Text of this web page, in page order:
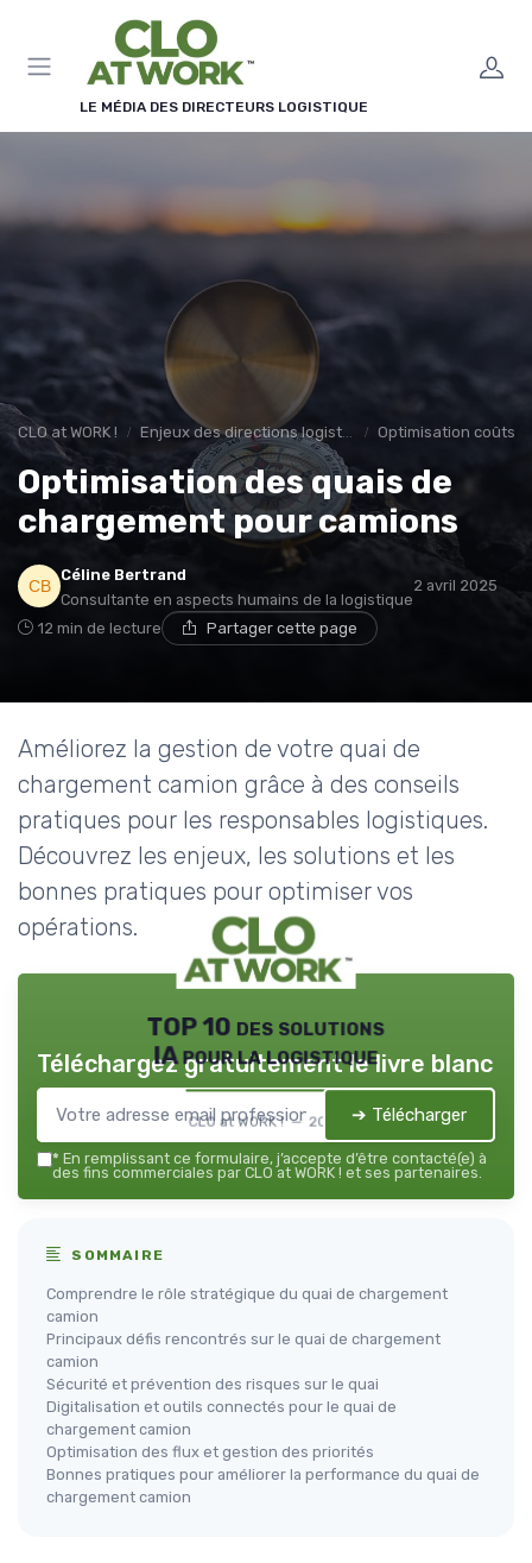
LE MÉDIA DES DIRECTEURS LOGISTIQUE
CLO at WORK ! Enjeux des directions logistiques Optimisation coûts
Optimisation des quais de
chargement pour camions
Céline Bertrand
Consultante en aspects humains de la logistique
2 avril 2025
12 min de lecture Partager cette page
Améliorez la gestion de votre quai de
chargement camion grâce à des conseils
pratiques pour les responsables logistiques.
Découvrez les enjeux, les solutions et les
bonnes pratiques pour optimiser vos
opérations.
TOP 10 des solutions
IA pour la logistique
CLO at WORK ! — 2026
Téléchargez gratuitement le livre blanc
➔ Télécharger
* En remplissant ce formulaire, j’accepte d’être contacté(e) à
des fins commerciales par CLO at WORK ! et ses partenaires.
SOMMAIRE
Comprendre le rôle stratégique du quai de chargement
camion
Principaux défis rencontrés sur le quai de chargement
camion
Sécurité et prévention des risques sur le quai
Digitalisation et outils connectés pour le quai de
chargement camion
Optimisation des flux et gestion des priorités
Bonnes pratiques pour améliorer la performance du quai de
chargement camion
Panneau de gestion des cookies